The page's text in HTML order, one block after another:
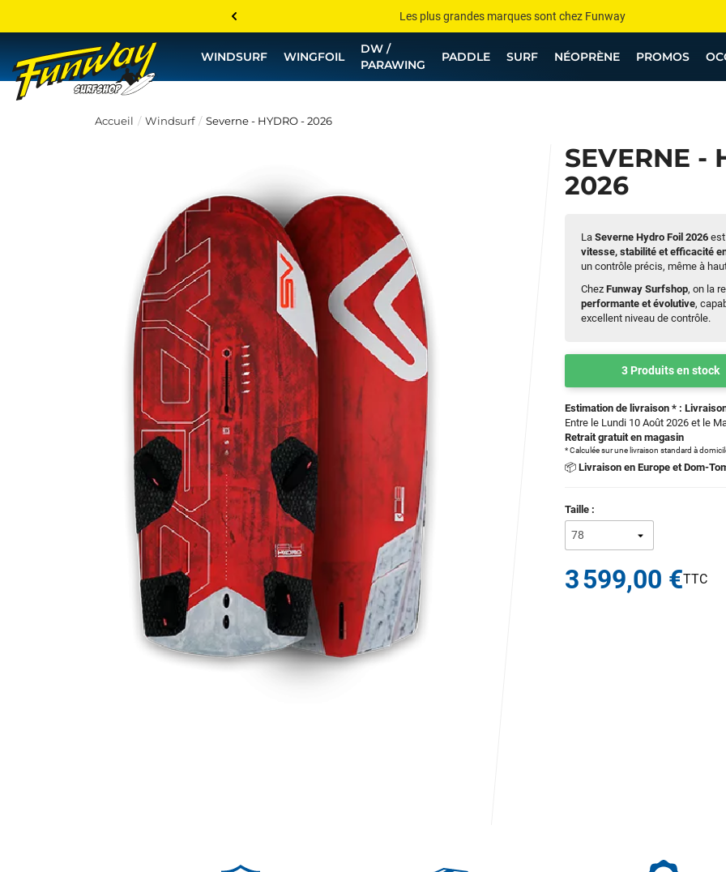
Les plus grandes marques sont chez Funway
Jusqu’à -75% de remise sur le windsurf, wingfoil, etc...
💰 Meilleur prix garanti — Moins cher ailleurs ? On s’aligne !
WINDSURF WINGFOIL
DW /
PARAWING
PADDLE SURF NÉOPRÈNE PROMOS
Accueil Windsurf Severne - HYDRO - 2026
SEVERNE -
2026
La Severne Hydro Foil 2026
vitesse, stabilité et efficacité
un contrôle précis, même à
Chez Funway Surfshop, on la
performante et évolutive,
excellent niveau de contrôle.
3 Produits en stock
Estimation de livraison * :
Entre le Lundi 10 Août 2026 et le
Retrait gratuit en magasin
* Calculée sur une livraison standard à
📦 Livraison en Europe et Dom-
Taille :
3 599,00 €